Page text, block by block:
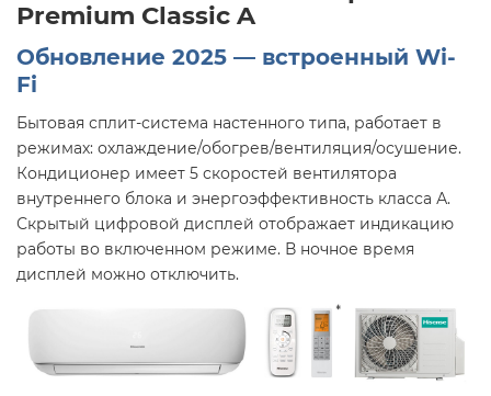
Premium Classic A
Обновление 2025 — встроенный Wi-
Fi
Бытовая сплит-система настенного типа, работает в
режимах: охлаждение/обогрев/вентиляция/осушение.
Кондиционер имеет 5 скоростей вентилятора
внутреннего блока и энергоэффективность класса А.
Скрытый цифровой дисплей отображает индикацию
работы во включенном режиме. В ночное время
дисплей можно отключить.